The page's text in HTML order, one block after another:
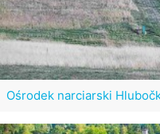
Ośrodek narciarski